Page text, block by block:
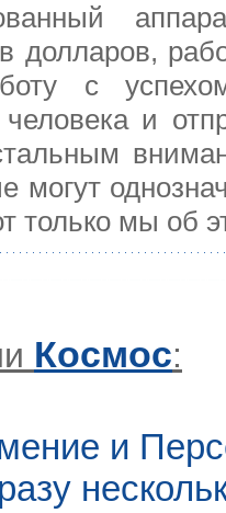
долларов,
с
человека и
могут
только мы об
Космос:
и